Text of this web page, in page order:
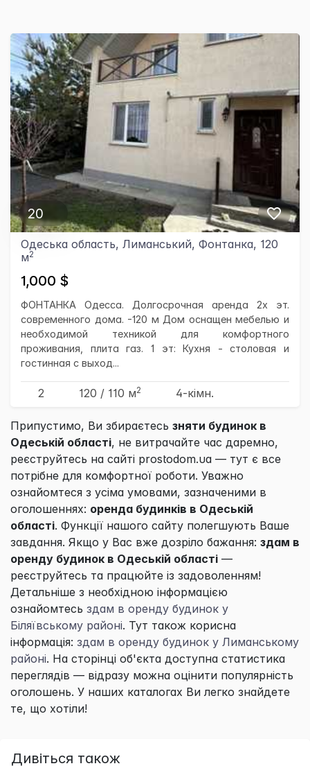
20
Одеська область, Лиманський, Фонтанка, 120
м2
1,000 $
ФОНТАНКА Одесса. Долгосрочная аренда 2х эт.
современного дома. -120 м Дом оснащен мебелью и
необходимой техникой для комфортного
проживания, плита газ. 1 эт: Кухня - столовая и
гостинная с выход...
2 120 / 110 м2 4-кімн.
Припустимо, Ви збираєтесь зняти будинок в
Одеській області, не витрачайте час даремно,
реєструйтесь на сайті prostodom.ua — тут є все
потрібне для комфортної роботи. Уважно
ознайомтеся з усіма умовами, зазначеними в
оголошеннях: оренда будинків в Одеській
області. Функції нашого сайту полегшують Ваше
завдання. Якщо у Вас вже дозріло бажання: здам в
оренду будинок в Одеській області —
реєструйтесь та працюйте із задоволенням!
Детальніше з необхідною інформацією
ознайомтесь здам в оренду будинок у
Біляївському районі. Тут також корисна
інформація: здам в оренду будинок у Лиманському
районі. На сторінці об'єкта доступна статистика
переглядів — відразу можна оцінити популярність
оголошень. У наших каталогах Ви легко знайдете
те, що хотіли!
Дивіться також